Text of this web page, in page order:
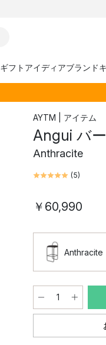
ギフトアイディアブランド
AYTM | アイテム
Angui バ
Anthracite
(5)
￥60,990
Anthracite